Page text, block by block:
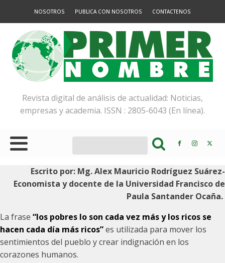
NOSOTROS PUBLICA CON NOSOTROS CONTACTENOS
Revista digital de análisis de actualidad: Noticias,
empresas y academia. ISSN : 2805-6043 (En línea).
Escrito por: Mg.Alex Mauricio Rodríguez Suárez-
Economista y docente de la Universidad Francisco de
Paula Santander Ocaña.
La frase “los pobres lo son cada vez más y los ricos se
hacen cada día más ricos”es utilizada para mover los
sentimientos del pueblo y crear indignación en los
corazones humanos.